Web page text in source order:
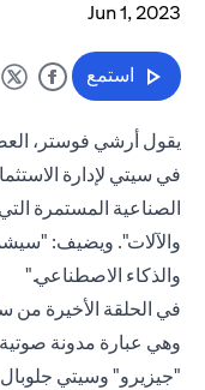
Jun 1, 2023
استمع
يقول أرشي فوستر،
في سيتي لإدارة
الصناعية المستمرة
والآلات". ويضيف:
والذكاء الاصطناعي."
في الحلقة الأخيرة من
وهي عبارة مدونة
"جيزيرو" وسيتي